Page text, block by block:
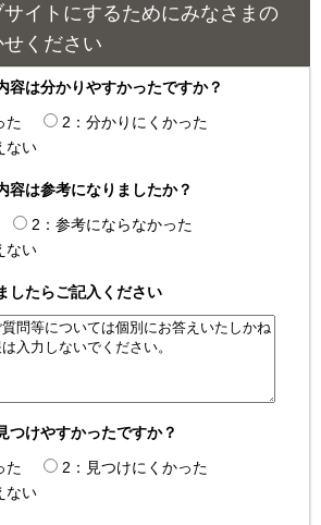
イトにするためにみなさまの
ください
容は分かりやすかったですか？
た
2：分かりにくかった
ない
容は参考になりましたか？
2：参考にならなかった
ない
したらご記入ください
つけやすかったですか？
た
2：見つけにくかった
ない